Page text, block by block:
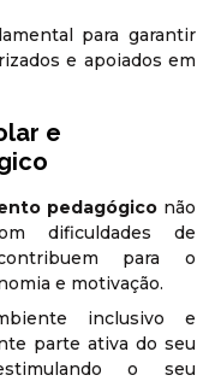
para garantir
e apoiados em
e
pedagógiconão
dificuldades de
para o
e motivação.
inclusivo e
parte ativa do seu
o seu